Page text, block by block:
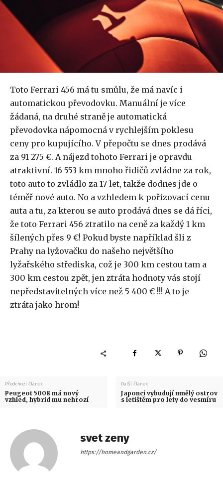
Toto Ferrari 456 má tu smůlu, že má navíc i
automatickou převodovku. Manuální je více
žádaná, na druhé straně je automatická
převodovka nápomocná v rychlejším poklesu
ceny pro kupujícího. V přepočtu se dnes prodává
za 91 275 €. A nájezd tohoto Ferrari je opravdu
atraktivní. 16 553 km mnoho řidičů zvládne za rok,
toto auto to zvládlo za 17 let, takže dodnes jde o
téměř nové auto. No a vzhledem k pořizovací cenu
auta a tu, za kterou se auto prodává dnes se dá říci,
že toto Ferrari 456 ztratilo na ceně za každý 1 km
šílených přes 9 €! Pokud byste například šli z
Prahy na lyžovačku do našeho největšího
lyžařského střediska, což je 300 km cestou tam a
300 km cestou zpět, jen ztráta hodnoty vás stojí
nepředstavitelných více než 5 400 € !!! A to je
ztráta jako hrom!
Předchozí článek
Peugeot 5008 má nový
vzhled, hybrid mu nehrozí
Další článek
Japonci vybudují umělý ostrov
s letištěm pro lety do vesmíru
svet zeny
https://homeandgarden.cz/